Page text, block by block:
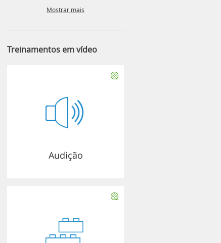
Mostrar mais
Treinamentos em vídeo
Audição